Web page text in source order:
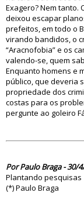
Exagero? Nem tanto.
deixou escapar
prefeitos, em todo o
virando bandidos, o
“Aracnofobia” e os
valendo-se, quem
Enquanto homens e
público, que deveria
propriedade dos
costas para os
pergunte ao goleiro
Por Paulo Braga - 30/
Plantando pesquisas
(*) Paulo Braga